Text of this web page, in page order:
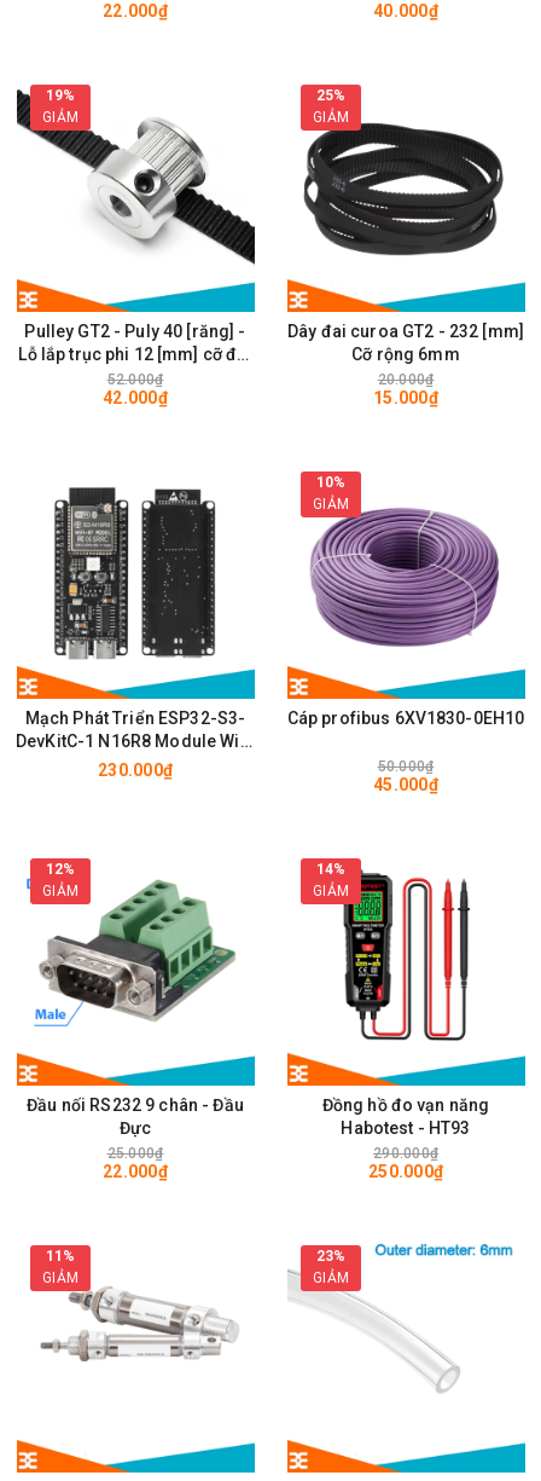
22.000₫ 28 x 28mm
40.000₫
19%
GIẢM
Pulley GT2 - Puly 40 [răng] -
Lỗ lắp trục phi 12 [mm] cỡ đai
rộng 6mm
52.000₫
42.000₫
25%
GIẢM
Dây đai curoa GT2 - 232 [mm]
Cỡ rộng 6mm
20.000₫
15.000₫
Mạch Phát Triển ESP32-S3-
DevKitC-1 N16R8 Module Wifi,
BLE có chân cắm ăng ten
230.000₫
10%
GIẢM
Cáp profibus 6XV1830-0EH10
50.000₫
45.000₫
12%
GIẢM
Đầu nối RS232 9 chân - Đầu
Đực
25.000₫
22.000₫
14%
GIẢM
Đồng hồ đo vạn năng
Habotest - HT93
290.000₫
250.000₫
11%
GIẢM
23%
GIẢM